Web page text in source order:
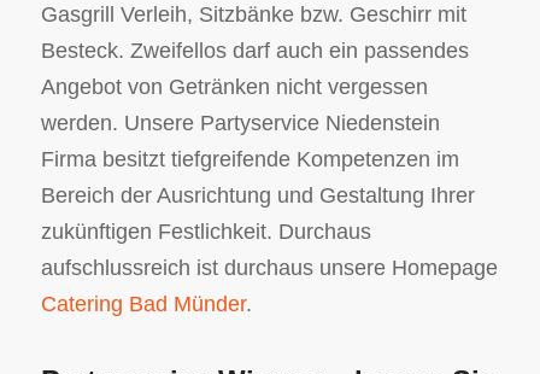
Gasgrill Verleih, Sitzbänke bzw. Geschirr mit
Besteck. Zweifellos darf auch ein passendes
Angebot von Getränken nicht vergessen
werden. Unsere Partyservice Niedenstein
Firma besitzt tiefgreifende Kompetenzen im
Bereich der Ausrichtung und Gestaltung Ihrer
zukünftigen Festlichkeit. Durchaus
aufschlussreich ist durchaus unsere Homepage
Catering Bad Münder.